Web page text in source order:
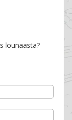
lounaasta?